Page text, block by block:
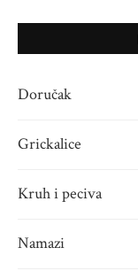
Doručak
Grickalice
Kruh i peciva
Namazi